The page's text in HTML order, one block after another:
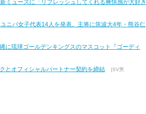
ミューズに「リフレッシュしてくれる爽快感が大好き
ニバ女子代表14人を発表。主将に筑波大4年・熊谷仁
琉球ゴールデンキングスのマスコット『ゴーディ
とオフィシャルパートナー契約を締結 [SV男